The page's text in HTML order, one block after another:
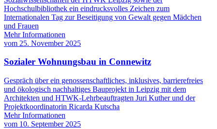
Hochschulbibliothek ein eindrucksvolles Zeichen zum
Internationalen Tag zur Beseitigung von Gewalt gegen Mädchen
und Frauen
Mehr Informationen
vom 25. November 2025
Sozialer Wohnungsbau in Connewitz
Gespräch über ein genossenschaftliches, inklusives, barrierefreies
und ökologisch nachhaltiges Bauprojekt in Leipzig mit dem
Architekten und HTWK-Lehrbeauftragten Juri Kuther und der
Projektkoordinatorin Ricarda Kutscha
Mehr Informationen
vom 10. September 2025